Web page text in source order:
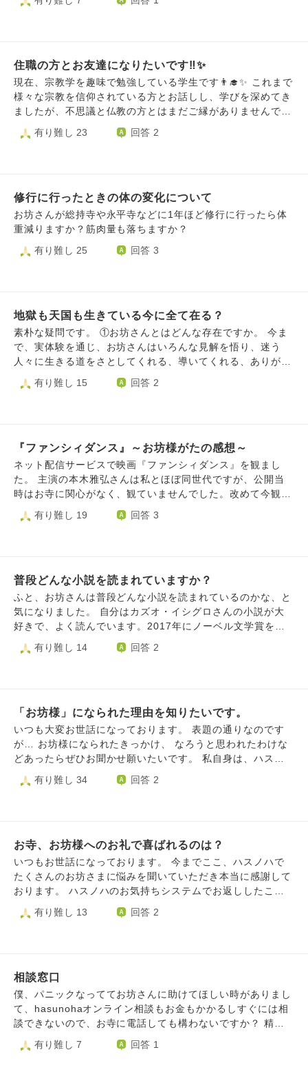
るサイトはないでしょうか。 もしご存じでしたら、ご教示
住職の方とお友達になりたいです‼️✨
現在、宗教学を趣味で勉強している学生です👨‍🎓✨ これまで
様々な宗教を信仰されている方とお話しし、学びを深めてき
ましたが、不思議と仏教の方とはまだご縁がありませんでし
た😭💦 ​知識として学ぶだけでなく、実際に仏教徒の方や住
職の方の生のお声を聞いたり、考え方に触れたりして、対等
ただけないでしょうか🤔‼️
有り難し 23 回答 2
修行に行ったときの体の変化について
お坊さんが総持寺や永平寺などに1年ほど修行に行ったら体
重減りますか？筋肉量も落ちますか？
有り難し 25
回答 3
地獄も天国も生きている今に全て在る？
素朴な疑問です。 ①お坊さんとはどんな存在ですか。 今ま
で、実体験を通じ、お坊さんはいろんな見解を悟り、迷う
人々に生きる道をさとしてくれる、導いてくれる、ありがた
い存在だと思ってきました。SNSで『お坊さんだから、精神
病のひとの気持ちはわからない、逆に教えてほしい』のよう
した。 ②上記のやりとりをしてる一般の方の質問が興味深か
ったので、おききしたいです。うろ覚えですが、 『感じて
いることこそ生きていると言うことだと思っている。地獄も
苦しさ痛さ熱さを感じる、なら生き続けているということで
だったと思います。『地獄も天国も生きている今に全て在
有り難し 15 回答 2
『ファンシィダンス』～お坊様がたの感想～
ネット配信サービスで映画『ファンシィダンス』を観まし
た。 主演の本木雅弘さんは私とほぼ同世代ですが、公開当
時はお寺に関心がなく、観ていませんでした。改めて今観る
と、とてもコミカルで楽しい作品で、「もっと早く観ておけ
ばよかった」と思いました。（当時のバブル時代の雰囲気も
こに共感した」 「ここは現実ではあり得ない」 「自分の時
はもっとツワモノがいた」 「私はこんな失敗をやらかし
た」 ……などなど。 宗派や時代は問いません。皆さまのリ
アルなお話を楽しみにしています。
有り難し 19 回答 3
普段どんな小説を読まれていますか？
ふと、お坊さんは普段どんな小説を読まれているのかな、と
気になりました。 自分はカズオ・イシグロさんの小説が大
好きで、よく読んでいます。2017年にノーベル文学賞を受
賞された方です。日本に住んでいたのですが父親の仕事の関
係で５歳のときに渡英された方で、20代のときにイギリス国
は９作品しかありません。 【全作品一言あらすじ】 ①『遠
い山なみの光』（A Pale View of Hills, 1982） 戦後長崎
時代を回顧するイギリス在住の日本人主人公 ②『浮世の画
家』（An Artist of the Floating World, 1986） 戦中にプ
mains of the Day, 1989） ある貴族の過ちを老執事が語
を突き止めるために探偵になった主人公 ⑥『わたしを離さ
ないで』（Never Let Me Go, 2005） 特殊な事情を抱え
た子供たちの成長譚 ⑦『夜想曲集』（Nocturnes, 2009）
音楽と夕暮れをめぐる五つの短編 ⑧『忘れられた巨人』
に出る老夫婦 ⑨『クララとお日さま』（Klara and the Su
内容なのかをお教えくださると嬉しいです。 お忙しいとこ
ろ恐縮ですが、ご回答くださると幸いに思います。ここまで
読んでくださり、ありがとうございました。
有り難し 14 回答 2
「お坊様」になられた理由を知りたいです。
いつも大変お世話になっております。 表題の通りなのです
が… お坊様になられたきっかけ、 なろうと思われたわけな
どあったらぜひお聞かせ願いたいです。 私自身は、ハスノ
ハをキッカケに仏教に非常に関心がありますが、 お恥ずか
しいことに厳しいだろう修行を乗り越えられる自信が全くあ
有り難し 34 回答 2
お寺、お坊様へのお礼で喜ばれるのは？
いつもお世話になっております。 今までここ、ハスノハで
たくさんのお坊さまに悩みを聞いていただき本当に感謝して
おります。 ハスノハのお気持ちシステムでお返ししたこと
もありますが、まだまだお礼できておらず、いつか助けてい
ただいたお坊さま方のお寺に伺って直接お礼させていただき
ことだったのでお参りに多めにお金を入れました。 そこで
お聞きしたいのですが。 わたしは所謂、門徒さんや檀家と
いうものにはなっておらず、特に決まったお寺だけにお世話
になっているというわけではありません。 いつかハスノハ
お寺にも、お礼の気持ちを伝えるのはどのようにするのがベ
有り難し 13 回答 2
相談窓口
僕、パニックなっててお坊さんに助けてほしい時がありまし
て、hasunohaオンライン相談もお金もかかるしすぐには相
談できないので、お寺に電話しても構わないですか？ 精神
的に不安定が続いてて寂しい時や緊急の相談窓口教えてくだ
さい。
有り難し 7 回答 1